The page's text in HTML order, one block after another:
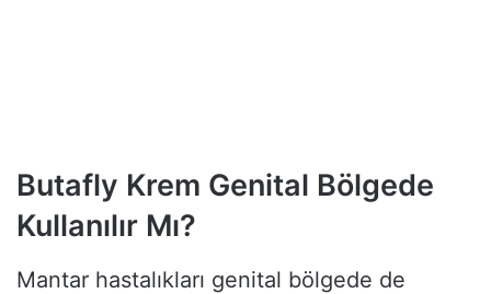
Butafly Krem Genital Bölgede
Kullanılır Mı?
Mantar hastalıkları genital bölgede de